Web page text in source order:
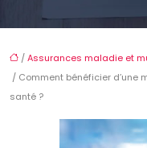
/Assurances maladie et
/ Comment bénéficier d’une
santé ?